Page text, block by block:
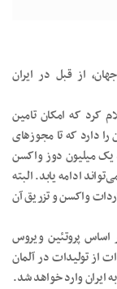
از قبل در ایران
کرد که امکان تامین
را دارد که تا مجوزهای
یک میلیون دوز واکسن
ادامه یابد. البته
واکسن و تزریق آن
اساس پروتئین ویروس
از تولیدات در آلمان